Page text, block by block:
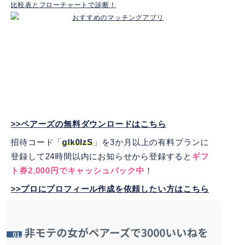
比較表とフローチャートで診断！
>>ペアーズの無料ダウンロードはこちら
招待コード「glk0IzS」を3か月以上の有料プランに
登録して24時間以内にお知らせから登録すると ギフ
ト券2,000円でキャッシュバック中 ！
>>プロにプロフィール作成を依頼したい方はこちら
1. 非モテの女がペアーズで3000いいねを